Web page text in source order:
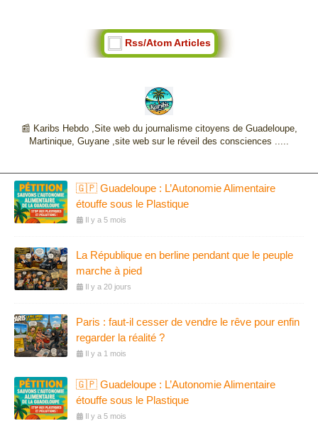
Rss/Atom Articles
📰 Karibs Hebdo ,Site web du journalisme citoyens de Guadeloupe,
Martinique, Guyane ,site web sur le réveil des consciences .....
🇬🇵 Guadeloupe : L’Autonomie Alimentaire
étouffe sous le Plastique
Il y a 5 mois
La République en berline pendant que le peuple
marche à pied
Il y a 20 jours
Paris : faut-il cesser de vendre le rêve pour enfin
regarder la réalité ?
Il y a 1 mois
🇬🇵 Guadeloupe : L’Autonomie Alimentaire
étouffe sous le Plastique
Il y a 5 mois